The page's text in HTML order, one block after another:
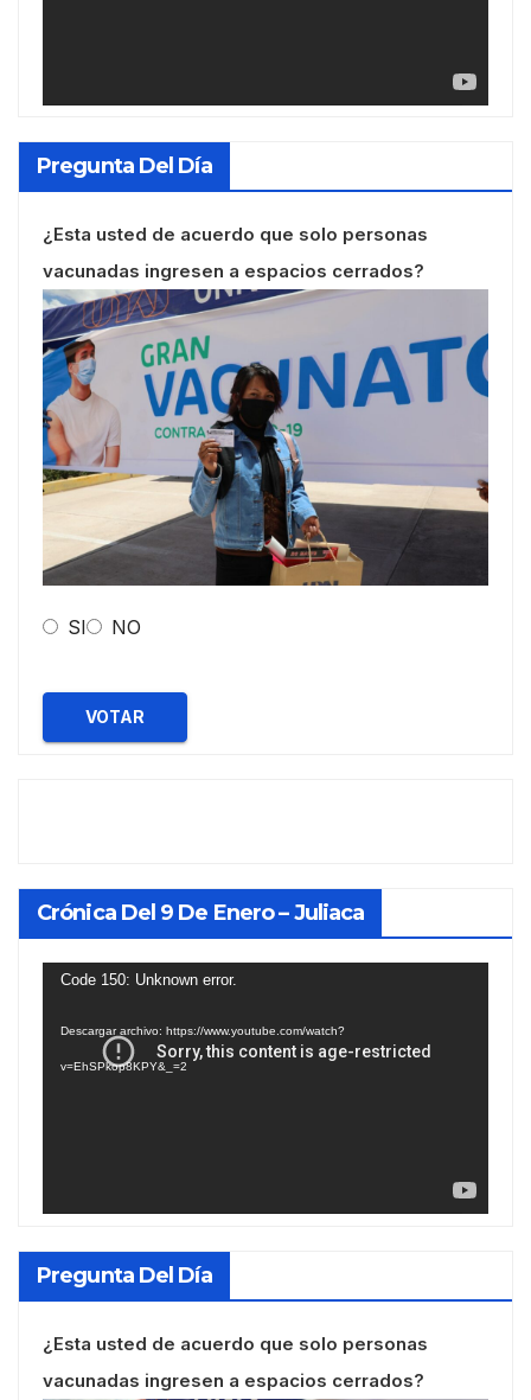
Pregunta Del Día
¿Esta usted de acuerdo que solo personas
vacunadas ingresen a espacios cerrados?
SI NO
VOTAR
Crónica Del 9 De Enero – Juliaca
Reproductor
Code 150: Unknown error.
Descargar archivo: https://www.youtube.com/watch?
v=EhSPkop8KPY&_=2
Pregunta Del Día
¿Esta usted de acuerdo que solo personas
vacunadas ingresen a espacios cerrados?